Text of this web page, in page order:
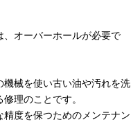
オーバーホールが必要で
械を使い古い油や汚れを洗
理のことです。
度を保つためのメンテナン